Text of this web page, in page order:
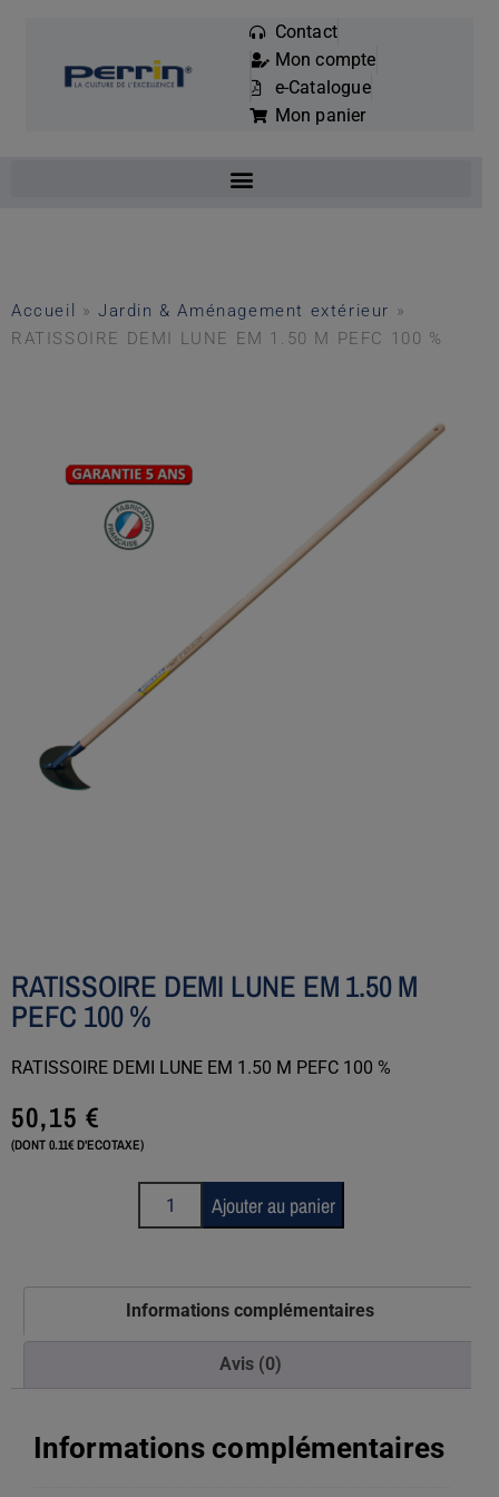
Mots
clés
:
Contact
Mon compte
e-Catalogue
Mon panier
Accueil »Jardin & Aménagement extérieur »
RATISSOIRE DEMI LUNE EM 1.50 M PEFC 100 %
RATISSOIRE DEMI LUNE EM 1.50 M
PEFC 100 %
RATISSOIRE DEMI LUNE EM 1.50 M PEFC 100 %
50,15€
(DONT 0.11€ D'ECOTAXE)
Ajouter au panier
Informations complémentaires
Avis (0)
Informations complémentaires